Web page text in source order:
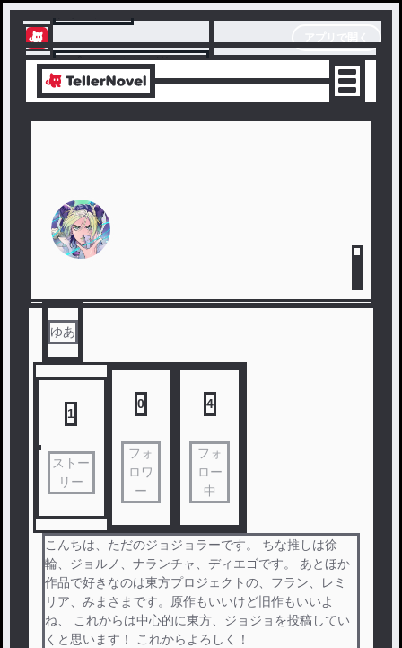
テラーノベル
アプリでサクサク楽しめる
ゆあ
1
ストー
リー
0
フォ
ロワ
ー
4
フォ
ロー
中
こんちは、ただのジョジョラーです。 ちな推しは徐
輪、ジョルノ、ナランチャ、ディエゴです。 あとほか
作品で好きなのは東方プロジェクトの、フラン、レミ
リア、みまさまです。原作もいいけど旧作もいいよ
ね、 これからは中心的に東方、ジョジョを投稿してい
くと思います！ これからよろしく！